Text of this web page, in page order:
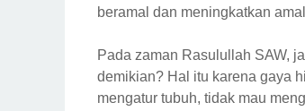
beramal dan meningkatkan
Pada zaman Rasulullah SAW,
demikian? Hal itu karena gaya
mengatur tubuh, tidak mau